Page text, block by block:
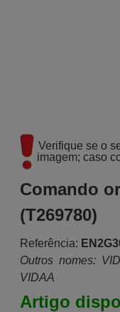
Verifique se o
imagem; caso
Comando
(T269780)
Referência:
Outros nomes:
VIDAA
Artigo